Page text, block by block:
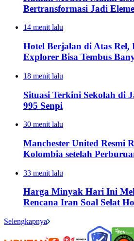
Bertransformasi Jadi
14 menit lalu
Hotel Berjalan di Atas Rel,
Explorer Bisa Tembus
18 menit lalu
Situasi Terkini Sekolah di
995 Senpi
30 menit lalu
Manchester United Resmi
Kolombia setelah
33 menit lalu
Harga Minyak Hari Ini
Rencana Iran Soal Selat
Selengkapnya